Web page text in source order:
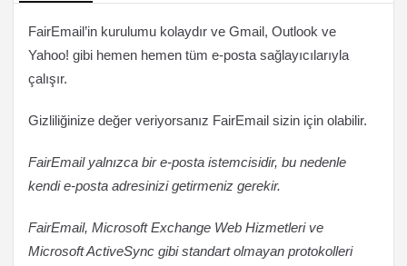
FairEmail’in kurulumu kolaydır ve Gmail, Outlook ve
Yahoo! gibi hemen hemen tüm e-posta sağlayıcılarıyla
çalışır.
Gizliliğinize değer veriyorsanız FairEmail sizin için olabilir.
FairEmail yalnızca bir e-posta istemcisidir, bu nedenle
kendi e-posta adresinizi getirmeniz gerekir.
FairEmail, Microsoft Exchange Web Hizmetleri ve
Microsoft ActiveSync gibi standart olmayan protokolleri